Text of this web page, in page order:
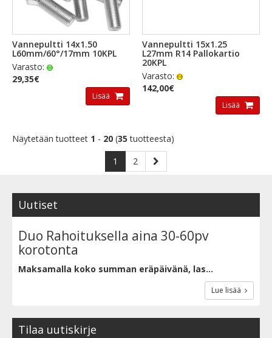
Vannepultti 14x1.50
L60mm/60°/17mm 10KPL
Varasto:
29,35€
Lisää
Vannepultti 15x1.25
L27mm R14 Pallokartio
20KPL
Varasto:
142,00€
Lisää
Näytetään tuotteet 1 - 20 (35 tuotteesta)
1
2
Uutiset
Duo Rahoituksella aina 30-60pv
korotonta
Maksamalla koko summan eräpäivänä, las...
Lue lisää
Tilaa uutiskirje